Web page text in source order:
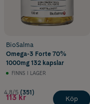
BioSalma
Omega-3 Forte 70%
1000mg 132 kapslar
FINNS I LAGER
4.8/5 (351)
113 kr Köp